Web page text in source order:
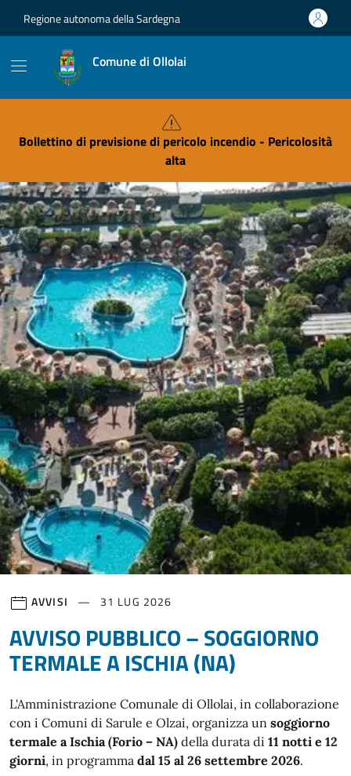
Regione autonoma della Sardegna
Comune di Ollolai
Bollettino di previsione di pericolo incendio - Pericolosità
alta
Contenuti in evidenza
AVVISI 31 LUG 2026
AVVISO PUBBLICO – SOGGIORNO
TERMALE A ISCHIA (NA)
L'Amministrazione Comunale di Ollolai, in collaborazione
con i Comuni di Sarule e Olzai, organizza un soggiorno
termale a Ischia (Forio – NA) della durata di 11 notti e 12
giorni, in programma dal 15 al 26 settembre 2026.